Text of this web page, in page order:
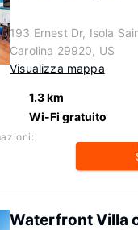
193 Ernest Dr, Isola
Carolina 29920, US
Visualizza mappa
1.3 km
Wi-Fi gratuito
Waterfront Villa